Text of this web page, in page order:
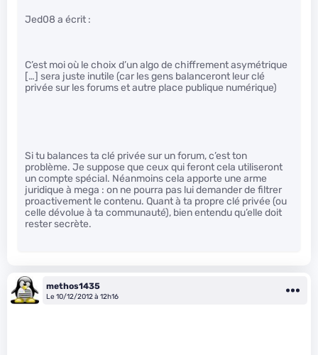
Jed08 a écrit :
C’est moi où le choix d’un algo de chiffrement asymétrique
[…] sera juste inutile (car les gens balanceront leur clé
privée sur les forums et autre place publique numérique)
Si tu balances ta clé privée sur un forum, c’est ton
problème. Je suppose que ceux qui feront cela utiliseront
un compte spécial. Néanmoins cela apporte une arme
juridique à mega : on ne pourra pas lui demander de filtrer
proactivement le contenu. Quant à ta propre clé privée (ou
celle dévolue à ta communauté), bien entendu qu’elle doit
rester secrète.
methos1435
Le 10/12/2012 à 12h16